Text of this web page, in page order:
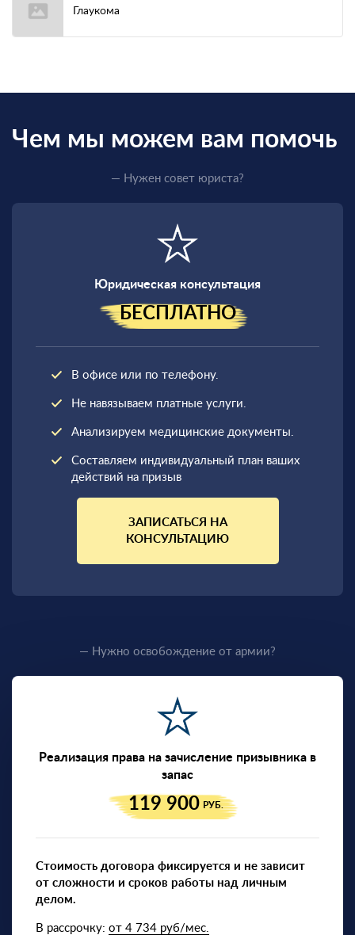
Глаукома
Чем мы можем вам помочь
— Нужен совет юриста?
Юридическая консультация
БЕСПЛАТНО
В офисе или по телефону.
Не навязываем платные услуги.
Анализируем медицинские документы.
Составляем индивидуальный план ваших
действий на призыв
ЗАПИСАТЬСЯ НА
КОНСУЛЬТАЦИЮ
— Нужно освобождение от армии?
Реализация права на зачисление призывника в
запас
119 900 РУБ.
Стоимость договора фиксируется и не зависит
от сложности и сроков работы над личным
делом.
В рассрочку: от 4 734 руб/мес.